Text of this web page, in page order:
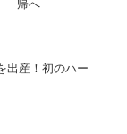
帰へ
出産！初のハー